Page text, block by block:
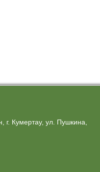
г. Кумертау, ул. Пушкина,